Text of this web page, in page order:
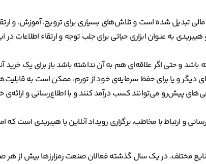
تبدیل شده است و تلاش‌های بسیاری برای ترویج، آموزش، و
به عنوان ابزاری حیاتی برای جلب توجه و ارتقاء اطلاعات در
و حتی اگر علاقه‌ای هم به آن نداشته باشد باز برای یک خرید
دیگر و یا برای حفظ سرمایه‌ی خود از تورم، ممکن است به
پیش‌رو می‌توانند کسب درآمد کنند و با اطلاع‌رسانی و ارائه‌ی
و ارتباط با مخاطب، برگزاری رویداد آنلاین یا هیبریدی است که
مختلف، در یک سال گذشته فعالان صنعت رمزارزها بیش از